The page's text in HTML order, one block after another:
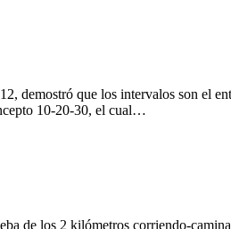
demostró que los intervalos son el
10-20-30, el cual…
de los 2 kilómetros corriendo-